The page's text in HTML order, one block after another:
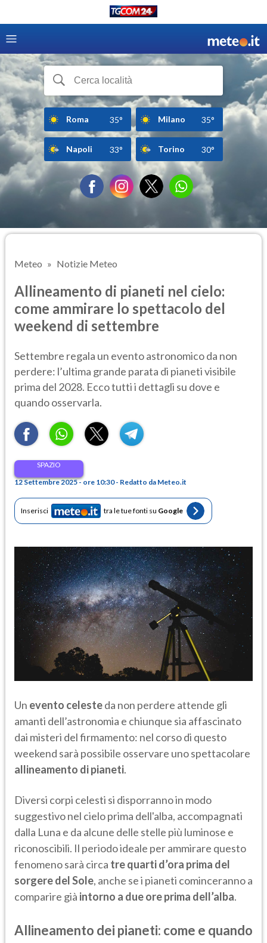
Roma 35° Milano 35°
Napoli 33° Torino 30°
Meteo Notizie Meteo
Allineamento di pianeti nel cielo:
come ammirare lo spettacolo del
weekend di settembre
Settembre regala un evento astronomico da non
perdere: l’ultima grande parata di pianeti visibile
prima del 2028. Ecco tutti i dettagli su dove e
quando osservarla.
SPAZIO
12 Settembre 2025 - ore 10:30 - Redatto da Meteo.it
Inserisci tra le tue fonti su Google
Un evento celesteda non perdere attende gli
amanti dell’astronomia e chiunque sia affascinato
dai misteri del firmamento: nel corso di questo
weekend sarà possibile osservare uno spettacolare
allineamento di pianeti.
Diversi corpi celesti si disporranno in modo
suggestivo nel cielo prima dell'alba, accompagnati
dalla Luna e da alcune delle stelle più luminose e
riconoscibili. Il periodo ideale per ammirare questo
fenomeno sarà circa tre quarti d’ora prima del
sorgere del Sole, anche se i pianeti cominceranno a
comparire già intorno a due ore prima dell’alba.
Allineamento dei pianeti: come e quando